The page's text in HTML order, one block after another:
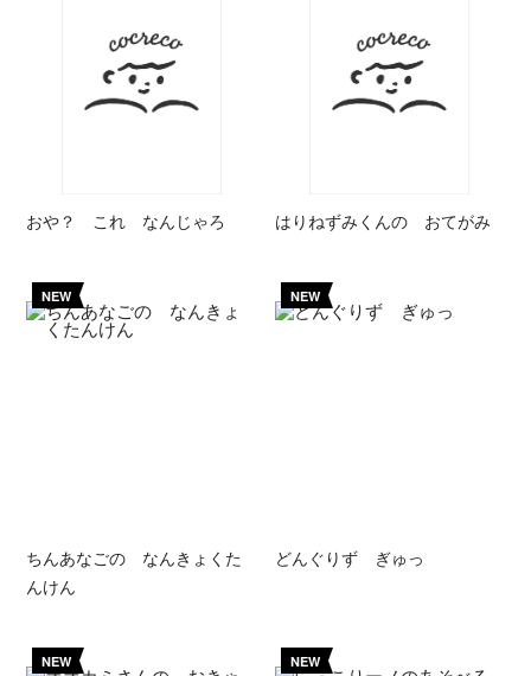
おや？ これ なんじゃろ はりねずみくんの おてがみ
NEW
ちんあなごの なんきょくた
んけん
NEW
どんぐりず ぎゅっ
NEW NEW